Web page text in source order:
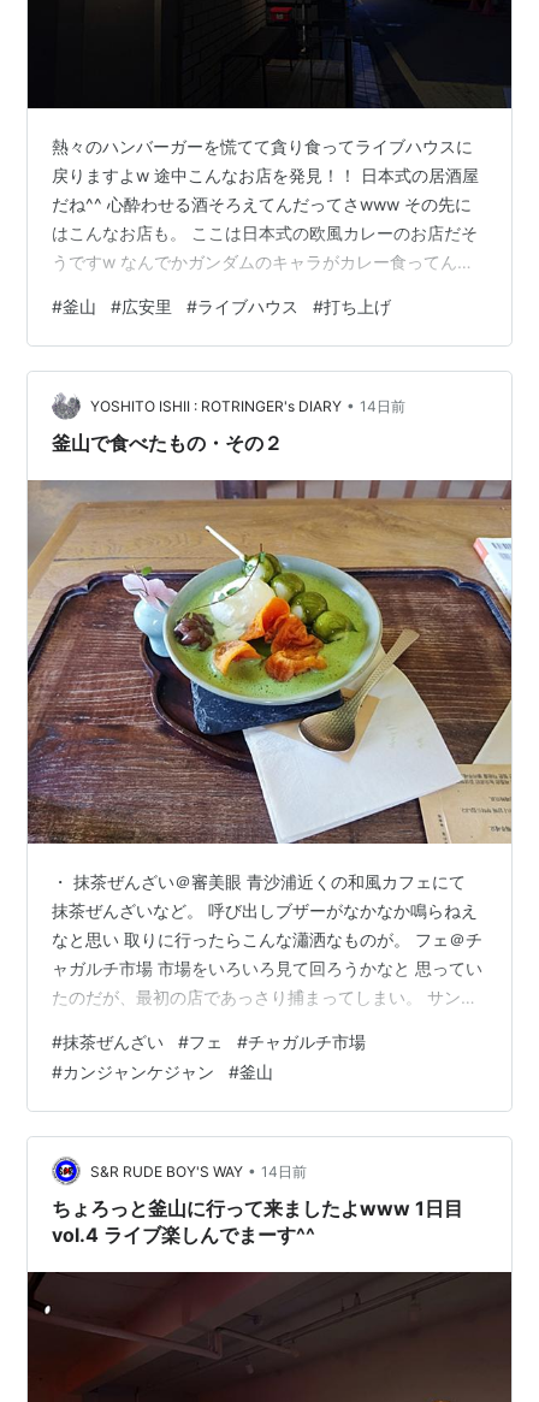
熱々のハンバーガーを慌てて貪り食ってライブハウスに
戻りますよw 途中こんなお店を発見！！ 日本式の居酒屋
だね^^ 心酔わせる酒そろえてんだってさwww その先に
はこんなお店も。 ここは日本式の欧風カレーのお店だそ
うですw なんでかガンダムのキャラがカレー食ってんし
っちゃったんだ！！！！ 最近の韓国はどこでも日本式の
お店がかなりの数ありますよ。それもいろんな料理でねw
そしてどこも結構な盛況ぶりだぜwww いつか入ってみた
いね。どのくらい日本のそれと相違ないか確かめてみな
いとねwwwwww さーてっと、ライブハウスに急ぐぜ！
#釜山 #広安里 #ライブハウス #打ち上げ
YOSHITO ISHII : ROTRINGER's DIARY • 14日前
釜山で食べたもの・その２
・ 抹茶ぜんざい＠審美眼 青沙浦近くの和風カフェにて
抹茶ぜんざいなど。 呼び出しブザーがなかなか鳴らねえ
なと思い 取りに行ったらこんな瀟洒なものが。 フェ＠チ
ャガルチ市場 市場をいろいろ見て回ろうかなと 思ってい
たのだが、最初の店であっさり捕まってしまい。 サンチ
（ラベルを見たら九州の醤油だった）で食べたり。 今年
初めてホヤにありつけた。 カンジャンケジャン定食＠オ
モニカンジャンケジャン カンジャンケジャンを初めて食
べましたが 身が濃厚でとても美味しゅうございました
#抹茶ぜんざい #フェ #チャガルチ市場
#カンジャンケジャン #釜山
S&R RUDE BOY'S WAY • 14日前
ちょろっと釜山に行って来ましたよwww 1日目
vol.4 ライブ楽しんでまーす^^